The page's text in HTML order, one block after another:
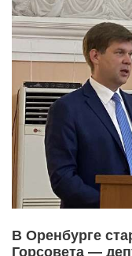
В Оренбурге
Горсовета —